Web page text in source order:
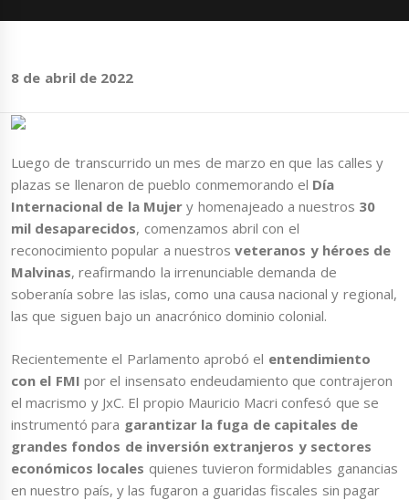
8 de abril de 2022
Luego de transcurrido un mes de marzo en que las calles y
plazas se llenaron de pueblo conmemorando el Día
Internacional de la Mujery homenajeado a nuestros 30
mil desaparecidos, comenzamos abril con el
reconocimiento popular a nuestrosveteranos y héroes de
Malvinas, reafirmando la irrenunciable demanda de
soberanía sobre las islas, como una causa nacional y regional,
las que siguen bajo un anacrónico dominio colonial.
Recientemente el Parlamento aprobó el entendimiento
con el FMI por el insensato endeudamiento que contrajeron
el macrismo y JxC. El propio Mauricio Macri confesó que se
instrumentó para garantizar la fuga de capitales de
grandes fondos de inversión extranjeros y sectores
económicos locales quienes tuvieron formidables ganancias
en nuestro país, y las fugaron a guaridas fiscales sin pagar